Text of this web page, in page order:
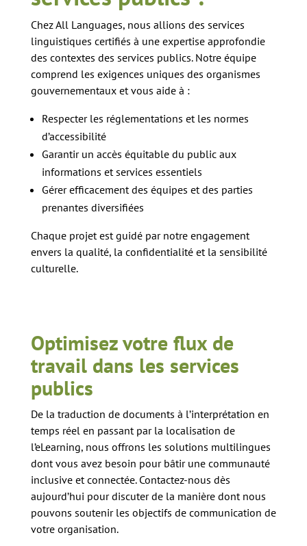
Chez All Languages, nous allions des services
linguistiques certifiés à une expertise approfondie
des contextes des services publics. Notre équipe
comprend les exigences uniques des organismes
gouvernementaux et vous aide à :
Respecter les réglementations et les normes
d’accessibilité
Garantir un accès équitable du public aux
informations et services essentiels
Gérer efficacement des équipes et des parties
prenantes diversifiées
Chaque projet est guidé par notre engagement
envers la qualité, la confidentialité et la sensibilité
culturelle.
Optimisez votre flux de
travail dans les services
publics
De la traduction de documents à l’interprétation en
temps réel en passant par la localisation de
l’eLearning, nous offrons les solutions multilingues
dont vous avez besoin pour bâtir une communauté
inclusive et connectée. Contactez-nous dès
aujourd’hui pour discuter de la manière dont nous
pouvons soutenir les objectifs de communication de
votre organisation.